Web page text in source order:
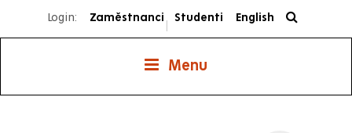
Login: Zaměstnanci
|
Studenti English
Menu